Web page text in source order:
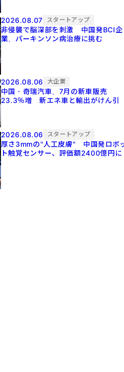
2026.08.07 スタートアップ
非侵襲で脳深部を刺激 中国発BCI企
業、パーキンソン病治療に挑む
2026.08.06 大企業
中国・奇瑞汽車、7月の新車販売
23.3％増 新エネ車と輸出がけん引
2026.08.06 スタートアップ
厚さ3mmの"人工皮膚" 中国発ロボ
ト触覚センサー、評価額2400億円に